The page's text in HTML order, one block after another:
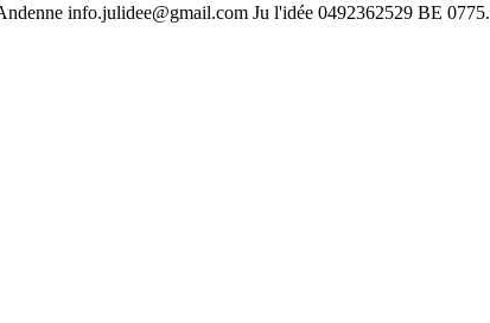
info.julidee@gmail.com Ju l'idée 0492362529 BE